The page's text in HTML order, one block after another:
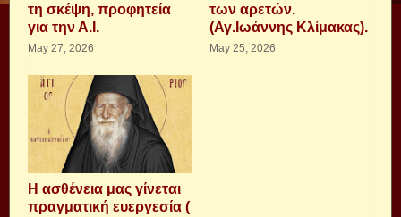
τη σκέψη, προφητεία
για την Α.Ι.
May 27, 2026
των αρετών.
(Αγ.Ιωάννης Κλίμακας).
May 25, 2026
Η ασθένεια μας γίνεται
πραγματική ευεργεσία (